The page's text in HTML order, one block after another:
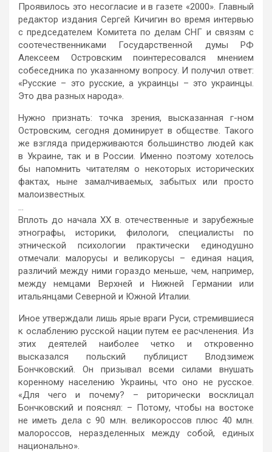
Проявилось это несогласие и в газете «2000». Главный
редактор издания Сергей Кичигин во время интервью
с председателем Комитета по делам СНГ и связям с
соотечественниками Государственной думы РФ
Алексеем Островским поинтересовался мнением
собеседника по указанному вопросу. И получил ответ:
«Русские – это русские, а украинцы – это украинцы.
Это два разных народа».
Нужно признать: точка зрения, высказанная г-ном
Островским, сегодня доминирует в обществе. Такого
же взгляда придерживаются большинство людей как
в Украине, так и в России. Именно поэтому хотелось
бы напомнить читателям о некоторых исторических
фактах, ныне замалчиваемых, забытых или просто
малоизвестных.
…
Вплоть до начала ХХ в. отечественные и зарубежные
этнографы, историки, филологи, специалисты по
этнической психологии практически единодушно
отмечали: малорусы и великорусы – единая нация,
различий между ними гораздо меньше, чем, например,
между немцами Верхней и Нижней Германии или
итальянцами Северной и Южной Италии.
Иное утверждали лишь ярые враги Руси, стремившиеся
к ослаблению русской нации путем ее расчленения. Из
этих деятелей наиболее четко и откровенно
высказался польский публицист Влодзимеж
Бончковский. Он призывал всеми силами внушать
коренному населению Украины, что оно не русское.
«Для чего и почему? – риторически восклицал
Бончковский и пояснял: – Потому, чтобы на востоке
не иметь дела с 90 млн. великороссов плюс 40 млн.
малороссов, неразделенных между собой, единых
национально».